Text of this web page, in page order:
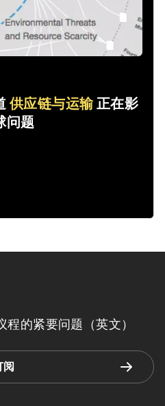
供应链与运输正在影
问题
的紧要问题（英文）
阅